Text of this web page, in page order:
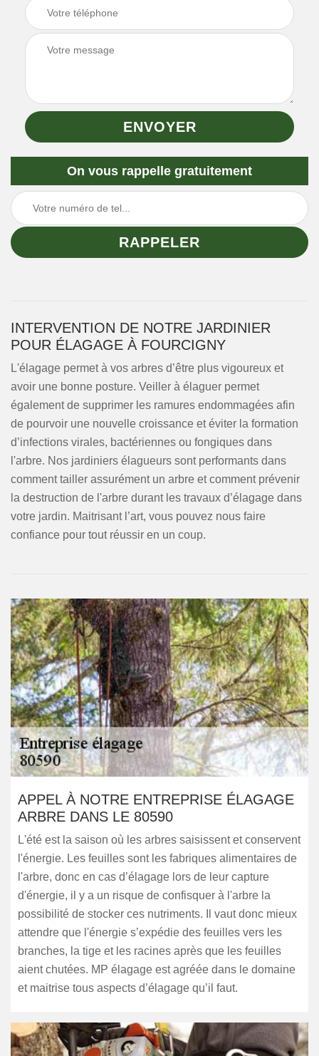
On vous rappelle gratuitement
INTERVENTION DE NOTRE JARDINIER
POUR ÉLAGAGE À FOURCIGNY
L'élagage permet à vos arbres d’être plus vigoureux et
avoir une bonne posture. Veiller à élaguer permet
également de supprimer les ramures endommagées afin
de pourvoir une nouvelle croissance et éviter la formation
d’infections virales, bactériennes ou fongiques dans
l'arbre. Nos jardiniers élagueurs sont performants dans
comment tailler assurément un arbre et comment prévenir
la destruction de l'arbre durant les travaux d’élagage dans
votre jardin. Maitrisant l’art, vous pouvez nous faire
confiance pour tout réussir en un coup.
APPEL À NOTRE ENTREPRISE ÉLAGAGE
ARBRE DANS LE 80590
L'été est la saison où les arbres saisissent et conservent
l'énergie. Les feuilles sont les fabriques alimentaires de
l'arbre, donc en cas d’élagage lors de leur capture
d'énergie, il y a un risque de confisquer à l'arbre la
possibilité de stocker ces nutriments. Il vaut donc mieux
attendre que l'énergie s’expédie des feuilles vers les
branches, la tige et les racines après que les feuilles
aient chutées. MP élagage est agréée dans le domaine
et maitrise tous aspects d’élagage qu’il faut.